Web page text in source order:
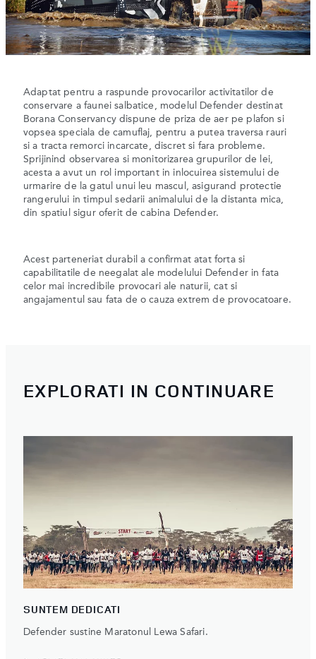
Adaptat pentru a raspunde provocarilor activitatilor de
conservare a faunei salbatice, modelul Defender destinat
Borana Conservancy dispune de priza de aer pe plafon si
vopsea speciala de camuflaj, pentru a putea traversa rauri
si a tracta remorci incarcate, discret si fara probleme.
Sprijinind observarea si monitorizarea grupurilor de lei,
acesta a avut un rol important in inlocuirea sistemului de
urmarire de la gatul unui leu mascul, asigurand protectie
rangerului in timpul sedarii animalului de la distanta mica,
din spatiul sigur oferit de cabina Defender.
Acest parteneriat durabil a confirmat atat forta si
capabilitatile de neegalat ale modelului Defender in fata
celor mai incredibile provocari ale naturii, cat si
angajamentul sau fata de o cauza extrem de provocatoare.
EXPLORATI IN CONTINUARE
SUNTEM DEDICATI
Defender sustine Maratonul Lewa Safari.